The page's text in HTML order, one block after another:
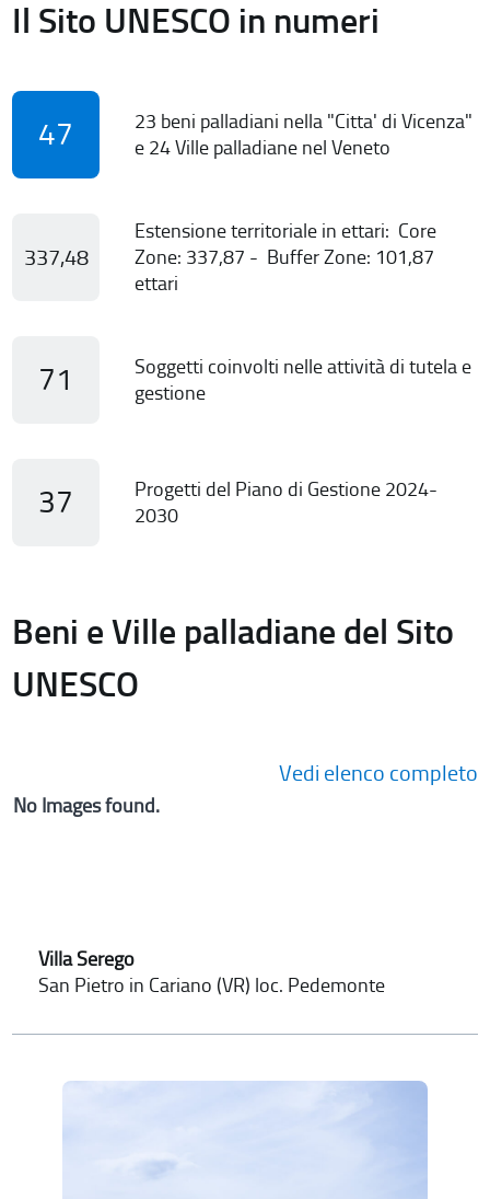
Il Sito UNESCO in numeri
47
23 beni palladiani nella "Citta' di Vicenza"
e 24 Ville palladiane nel Veneto
337,48
Estensione territoriale in ettari: Core
Zone: 337,87 - Buffer Zone: 101,87
ettari
71
Soggetti coinvolti nelle attività di tutela e
gestione
37
Progetti del Piano di Gestione 2024-
2030
Beni e Ville palladiane del Sito
UNESCO
Vedi elenco completo
No Images found.
Villa Serego
San Pietro in Cariano (VR) loc. Pedemonte